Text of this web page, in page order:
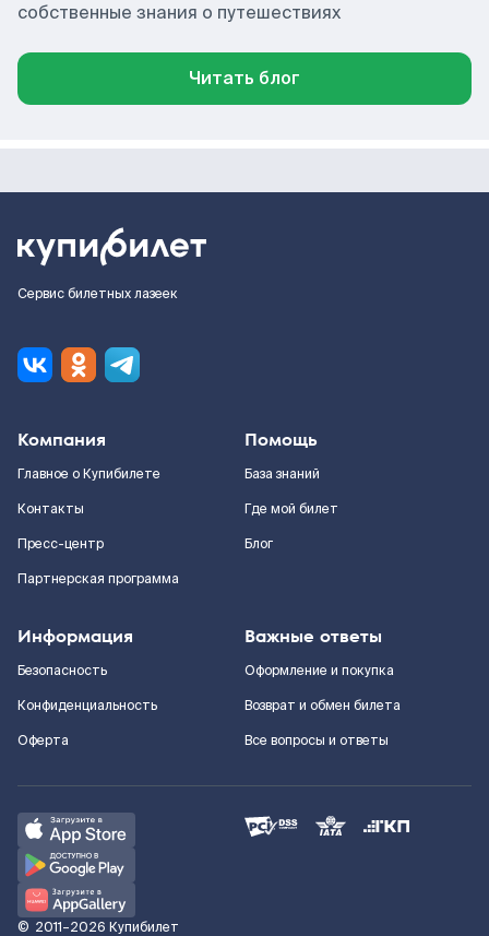
собственные знания о путешествиях
Читать блог
Сервис билетных лазеек
Компания
Главное о Купибилете
Контакты
Пресс-центр
Партнерская программа
Помощь
База знаний
Где мой билет
Блог
Информация
Безопасность
Конфиденциальность
Оферта
Важные ответы
Оформление и покупка
Возврат и обмен билета
Все вопросы и ответы
© 2011–2026 Купибилет